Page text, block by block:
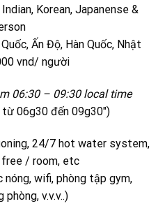
Korean, Japanense &
Ấn Độ, Hàn Quốc, Nhật
vnd/ người
06:30 – 09:30 local time
06g30 đến 09g30″)
24/7 hot water system,
/ room, etc
nóng, wifi, phòng tập gym,
v.v.v..)